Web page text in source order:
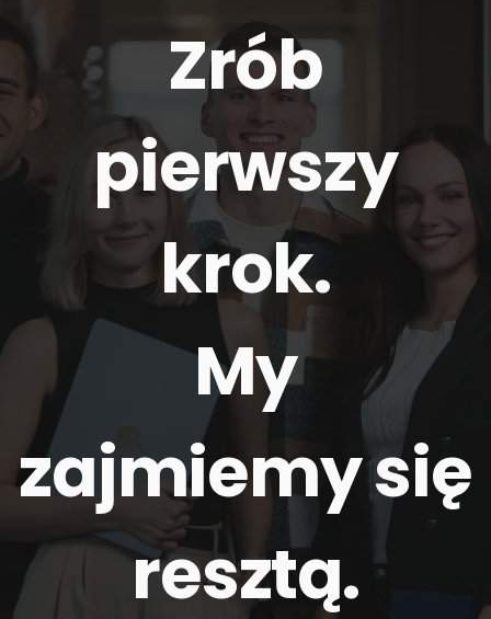
Zrób
pierwszy
krok.
My
zajmiemy się
resztą.